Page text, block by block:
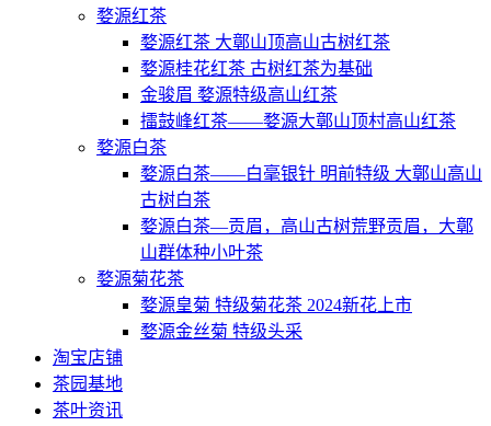
婺源红茶
婺源红茶 大鄣山顶高山古树红茶
婺源桂花红茶 古树红茶为基础
金骏眉 婺源特级高山红茶
擂鼓峰红茶——婺源大鄣山顶村高山红茶
婺源白茶
婺源白茶——白毫银针 明前特级 大鄣山高山
古树白茶
婺源白茶—贡眉，高山古树荒野贡眉，大鄣
山群体种小叶茶
婺源菊花茶
婺源皇菊 特级菊花茶 2024新花上市
婺源金丝菊 特级头采
淘宝店铺
茶园基地
茶叶资讯